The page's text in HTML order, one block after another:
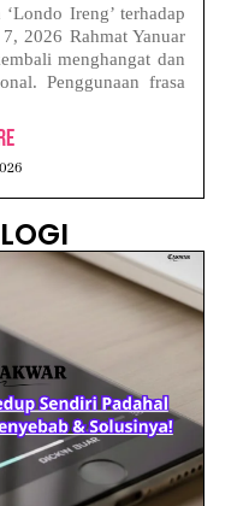
Ireng’ terhadap
2026 Rahmat Yanuar
menghangat dan
Penggunaan frasa